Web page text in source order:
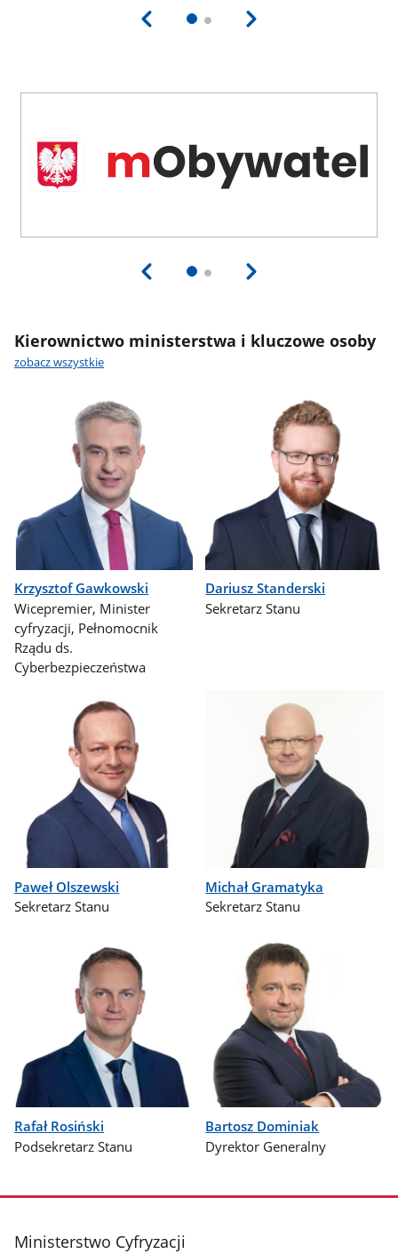
Kierownictwo ministerstwa i kluczowe osoby
zobacz wszystkie
Krzysztof Gawkowski
Wicepremier, Minister
cyfryzacji, Pełnomocnik
Rządu ds.
Cyberbezpieczeństwa
Dariusz Standerski
Sekretarz Stanu
Paweł Olszewski
Sekretarz Stanu
Michał Gramatyka
Sekretarz Stanu
Rafał Rosiński
Podsekretarz Stanu
Bartosz Dominiak
Dyrektor Generalny
stopka
Ministerstwo Cyfryzacji